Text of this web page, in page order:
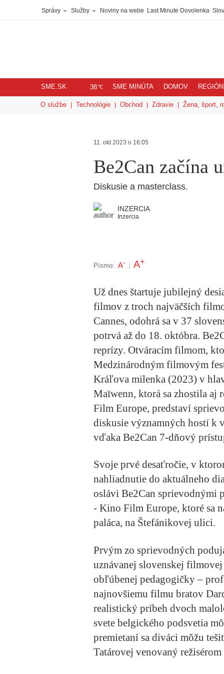
Správy Služby Noviny na webe Last Minute Dovolenka
SME.SK 38℃ SME MINÚTA DOMOV
O službe Technológie Obchod Zdravie Žena, šport,
11. okt 2023 o 16:05
Be2Can začína
Diskusie a masterclass.
INZERCIA
Inzercia
Písmo: A- A+
Už dnes štartuje jubilejný
filmov z troch najväčších
Cannes, odohrá sa v 37
potrvá až do 18. októbra.
reprízy. Otváracím filmom,
Medzinárodným filmovým
Kráľova milenka (2023) v
Maïwenn, ktorá sa zhostila aj
Film Europe, predstaví
diskusie významných hostí k
vďaka Be2Can 7-dňový
Svoje prvé desaťročie, v
nahliadnutie do aktuálneho
oslávi Be2Can sprievodnými
- Kino Film Europe, ktoré sa
paláca, na Štefánikovej ulici.
Prvým zo sprievodných
uznávanej slovenskej
obľúbenej pedagogičky –
najnovšiemu filmu bratov
realistický príbeh dvoch
svete belgického podsvetia
premietaní sa diváci môžu
Tatárovej venovaný